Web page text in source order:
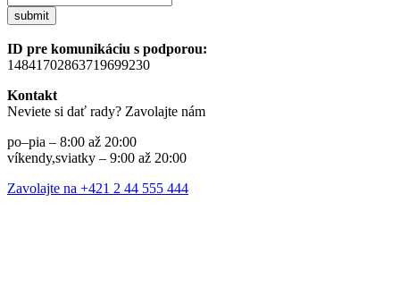
submit
ID pre komunikáciu s podporou:
14841702863719699230
Kontakt
Neviete si dať rady? Zavolajte nám
po–pia – 8:00 až 20:00
víkendy,sviatky – 9:00 až 20:00
Zavolajte na +421 2 44 555 444